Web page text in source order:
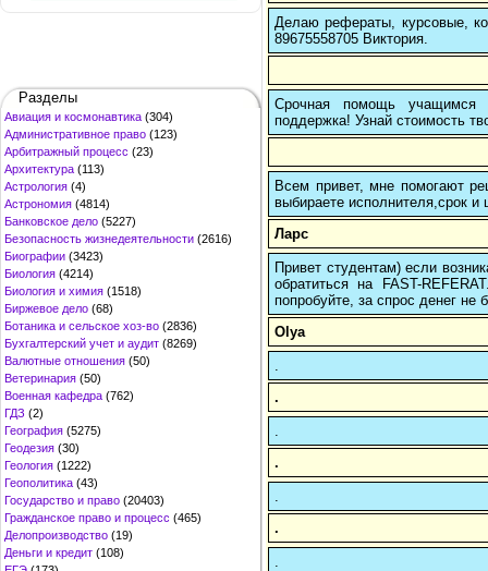
Разделы
Авиация и космонавтика (304)
Административное право (123)
Арбитражный процесс (23)
Архитектура (113)
Астрология (4)
Астрономия (4814)
Банковское дело (5227)
Безопасность жизнедеятельности (2616)
Биографии (3423)
Биология (4214)
Биология и химия (1518)
Биржевое дело (68)
Ботаника и сельское хоз-во (2836)
Бухгалтерский учет и аудит (8269)
Валютные отношения (50)
Ветеринария (50)
Военная кафедра (762)
ГДЗ (2)
География (5275)
Геодезия (30)
Геология (1222)
Геополитика (43)
Государство и право (20403)
Гражданское право и процесс (465)
Делопроизводство (19)
Деньги и кредит (108)
Делаю рефераты, курсовые,
89675558705 Виктория.
Срочная помощь учащимся в
поддержка! Узнай стоимость
Всем привет, мне помогают
выбираете исполнителя,срок и
Ларс
Привет студентам) если
обратиться на FAST-
попробуйте, за спрос денег не
Olya
.
.
.